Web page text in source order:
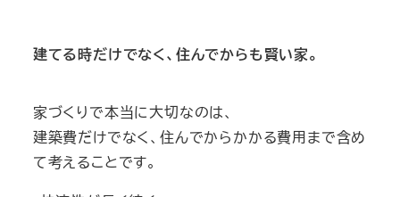
建てる時だけでなく、住んでからも賢い家。
家づくりで本当に大切なのは、
建築費だけでなく、住んでからかかる費用まで含め
て考えることです。